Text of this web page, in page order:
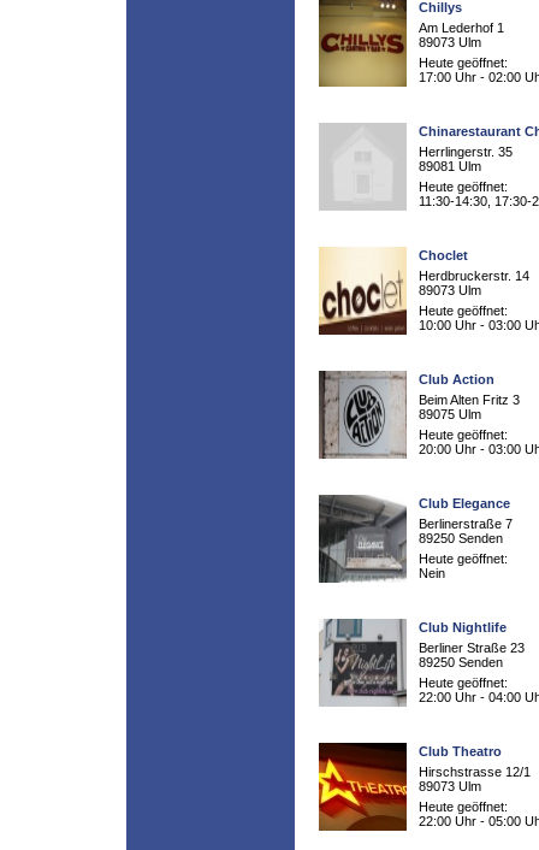
Chillys
Am Lederhof 1
89073 Ulm
Heute geöffnet:
17:00 Uhr - 02:00
Chinarestaurant
Herrlingerstr. 35
89081 Ulm
Heute geöffnet:
11:30-14:30, 17:30-
Choclet
Herdbruckerstr. 14
89073 Ulm
Heute geöffnet:
10:00 Uhr - 03:00
Club Action
Beim Alten Fritz 3
89075 Ulm
Heute geöffnet:
20:00 Uhr - 03:00
Club Elegance
Berlinerstraße 7
89250 Senden
Heute geöffnet:
Nein
Club Nightlife
Berliner Straße 23
89250 Senden
Heute geöffnet:
22:00 Uhr - 04:00
Club Theatro
Hirschstrasse 12/1
89073 Ulm
Heute geöffnet:
22:00 Uhr - 05:00